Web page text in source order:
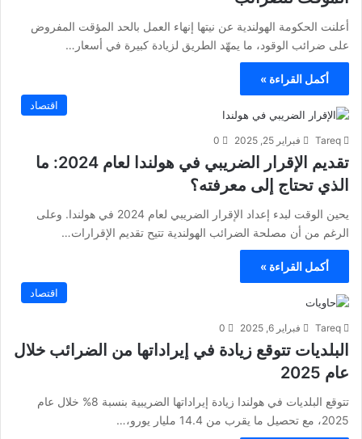
أعلنت الحكومة الهولندية عن نيتها إنهاء العمل بالحد المؤقت المفروض
على ضرائب الوقود، ما يمهّد الطريق لزيادة كبيرة في أسعار…
أكمل القراءة »
اقتصاد
Tareq فبراير 25, 2025 0
تقديم الإقرار الضريبي في هولندا لعام 2024: ما
الذي تحتاج إلى معرفته؟
يحين الوقت لبدء إعداد الإقرار الضريبي لعام 2024 في هولندا. وعلى
الرغم من أن مصلحة الضرائب الهولندية تتيح تقديم الإقرارات…
أكمل القراءة »
اقتصاد
Tareq فبراير 6, 2025 0
البلديات تتوقع زيادة في إيراداتها من الضرائب خلال
عام 2025
تتوقع البلديات في هولندا زيادة إيراداتها الضريبية بنسبة 8% خلال عام
2025، مع تحصيل ما يقرب من 14.4 مليار يورو،…